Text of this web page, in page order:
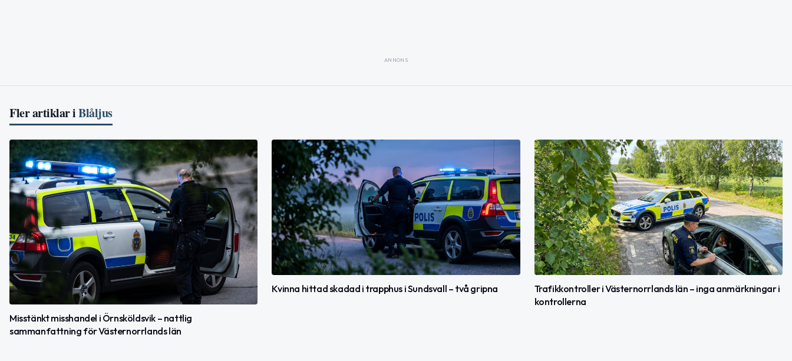
ANNONS
Fler artiklar iBlåljus
Misstänkt misshandel i Örnsköldsvik – nattlig
sammanfattning för Västernorrlands län
Kvinna hittad skadad i trapphus i Sundsvall – två gripna
Trafikkontroller i Västernorrlands län – inga anmärkningar i
kontrollerna